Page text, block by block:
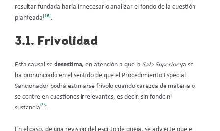
resultar fundada haría innecesario analizar el fondo de la cuestión
planteada[16].
3.1. Frivolidad
Esta causal se desestima, en atención a que la Sala Superiorya se
ha pronunciado en el sentido de que el Procedimiento Especial
Sancionador podrá estimarse frívolo cuando carezca de materia o
se centre en cuestiones irrelevantes, es decir, sin fondo ni
sustancia
[17]
.
En el caso, de una revisión del escrito de queja, se advierte que el